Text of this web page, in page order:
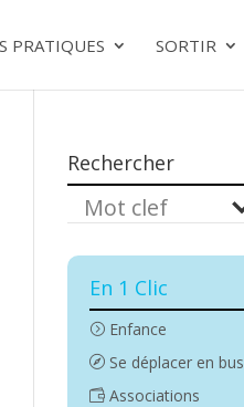
PRATIQUES SORTIR
Rechercher
En 1 Clic
Enfance
Se déplacer en bus
Associations